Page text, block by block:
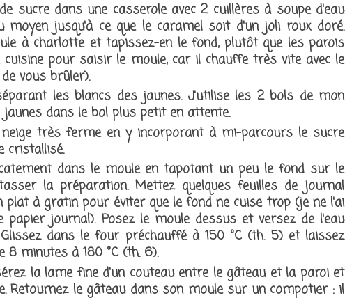
sucre dans une casserole avec 2 cuillères à soupe d'eau
jusqu'à ce que le caramel soit d'un joli roux doré.
à charlotte et tapissez-en le fond, plutôt que les parois
pour saisir le moule, car il chauffe très vite avec le
vous brûler).
les blancs des jaunes. J'utilise les 2 bols de mon
jaunes dans le bol plus petit en attente.
très ferme en y incorporant à mi-parcours le sucre
cristallisé.
dans le moule en tapotant un peu le fond sur le
la préparation. Mettez quelques feuilles de journal
plat à gratin pour éviter que le fond ne cuise trop (je ne l'ai
journal). Posez le moule dessus et versez de l'eau
dans le four préchauffé à 150 °C (th. 5) et laissez
8 minutes à 180 °C (th. 6).
la lame fine d'un couteau entre le gâteau et la paroi et
Retournez le gâteau dans son moule sur un compotier : il